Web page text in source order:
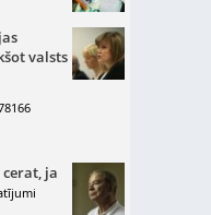
valsts
cerat, ja